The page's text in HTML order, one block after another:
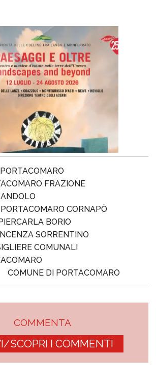
PORTACOMARO
FRAZIONE
PORTACOMARO CORNAPÒ
PIERCARLA BORIO
SORRENTINO
COMUNALI
COMUNE DI PORTACOMARO
COMMENTA
SCOPRI I COMMENTI